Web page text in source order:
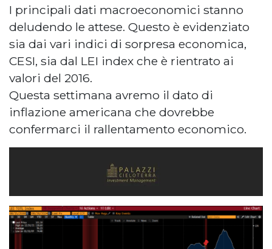
I principali dati macroeconomici stanno
deludendo le attese. Questo è evidenziato
sia dai vari indici di sorpresa economica,
CESI, sia dal LEI index che è rientrato ai
valori del 2016.
Questa settimana avremo il dato di
inflazione americana che dovrebbe
confermarci il rallentamento economico.